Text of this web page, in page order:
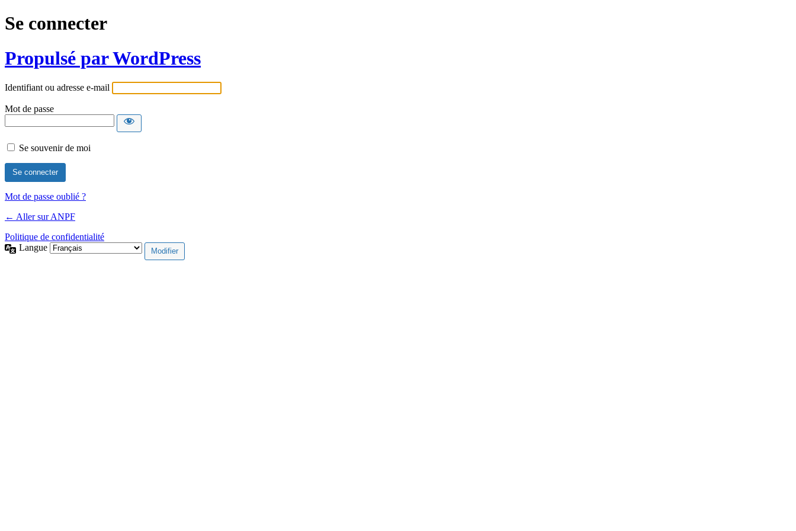
Se connecter
Propulsé par WordPress
Identifiant ou adresse e-mail
Mot de passe
Se souvenir de moi
Mot de passe oublié ?
← Aller sur ANPF
Politique de confidentialité
Langue